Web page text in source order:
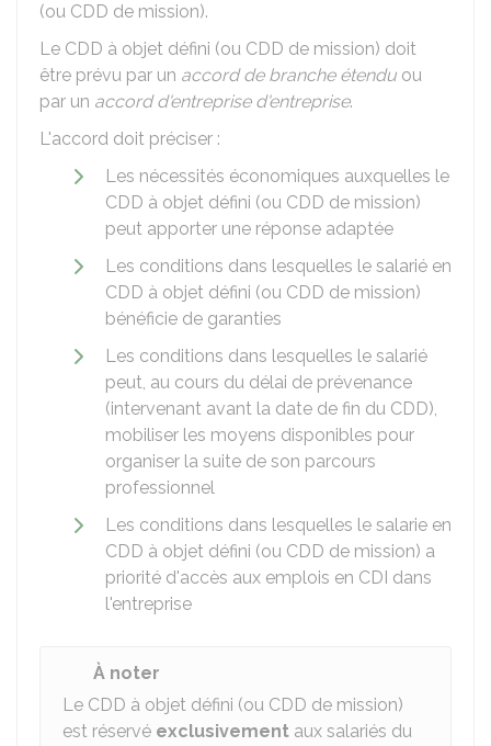
(ou CDD de mission).
Le CDD à objet défini (ou CDD de mission) doit
être prévu par un accord de branche étendu ou
par un accord d'entreprise d'entreprise.
L'accord doit préciser :
Les nécessités économiques auxquelles le
CDD à objet défini (ou CDD de mission)
peut apporter une réponse adaptée
Les conditions dans lesquelles le salarié en
CDD à objet défini (ou CDD de mission)
bénéficie de garanties
Les conditions dans lesquelles le salarié
peut, au cours du délai de prévenance
(intervenant avant la date de fin du CDD),
mobiliser les moyens disponibles pour
organiser la suite de son parcours
professionnel
Les conditions dans lesquelles le salarie en
CDD à objet défini (ou CDD de mission) a
priorité d'accès aux emplois en CDI dans
l'entreprise
À noter
Le CDD à objet défini (ou CDD de mission)
est réservé exclusivement aux salariés du